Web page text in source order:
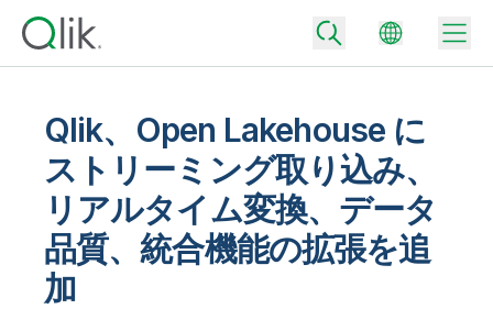
Back
Qlik が選ばれる理由
データをビジネス成果へ
Back
データ統合
Back
Back
Qlik、Open Lakehouse に
ストリーミング取り込み、
リアルタイム変換、データ
品質、統合機能の拡張を追
加